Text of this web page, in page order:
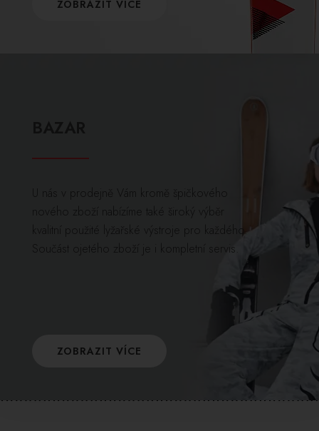
ZOBRAZIT VÍCE
U nás v prodejně Vám kromě špičkového
nového zboží nabízíme také široký výběr
kvalitní použité lyžařské výstroje pro každého.
Součást ojetého zboží je i kompletní servis.
ZOBRAZIT VÍCE